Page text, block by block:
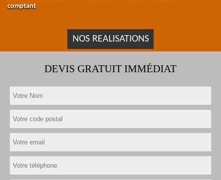
comptant
NOS REALISATIONS
DEVIS GRATUIT IMMÉDIAT